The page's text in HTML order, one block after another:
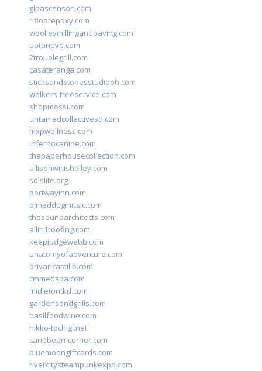
glpascensori.com
rifloorepoxy.com
woolleymillingandpaving.com
uptonpvd.com
2troublegrill.com
casateranga.com
sticksandstonesstudiooh.com
walkers-treeservice.com
shopmossi.com
untamedcollectivesd.com
mxpwellness.com
infernocanine.com
thepaperhousecollection.com
allisonwillisholley.com
solslite.org
portwayinn.com
djmaddogmusic.com
thesoundarchitects.com
allin1roofing.com
keepjudgewebb.com
anatomyofadventure.com
drivancastillo.com
cmmedspa.com
midletontkd.com
gardensandgrills.com
basilfoodwine.com
nikko-tochigi.net
caribbean-corner.com
bluemoongiftcards.com
rivercitysteampunkexpo.com